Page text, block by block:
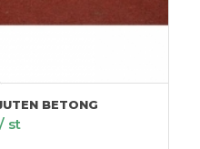
BETONG
/ st